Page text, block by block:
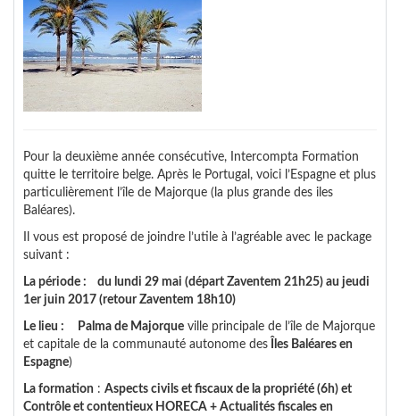
Pour la deuxième année consécutive, Intercompta Formation
quitte le territoire belge. Après le Portugal, voici l’Espagne et plus
particulièrement l’île de Majorque (la plus grande des iles
Baléares).
Il vous est proposé de joindre l’utile à l’agréable avec le package
suivant :
La période : du lundi 29 mai (départ Zaventem 21h25) au jeudi
1er juin 2017 (retour Zaventem 18h10)
Le lieu : Palma de Majorque ville principale de l’île de Majorque
et capitale de la communauté autonome des Îles Baléares en
Espagne)
La formation : Aspects civils et fiscaux de la propriété (6h) et
Contrôle et contentieux HORECA + Actualités fiscales en